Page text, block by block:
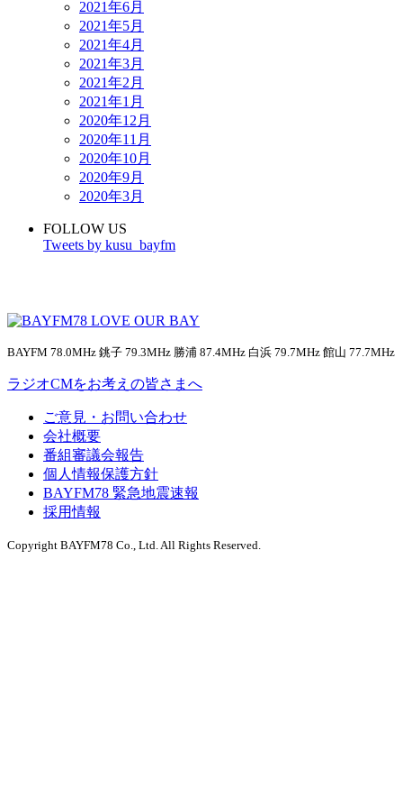
2021年6月
2021年5月
2021年4月
2021年3月
2021年2月
2021年1月
2020年12月
2020年11月
2020年10月
2020年9月
2020年3月
FOLLOW US
Tweets by kusu_bayfm
BAYFM 78.0MHz 銚子 79.3MHz 勝浦 87.4MHz 白浜 79.7MHz 館山 77.7MHz
ラジオCMをお考えの皆さまへ
ご意見・お問い合わせ
会社概要
番組審議会報告
個人情報保護方針
BAYFM78 緊急地震速報
採用情報
Copyright BAYFM78 Co., Ltd. All Rights Reserved.